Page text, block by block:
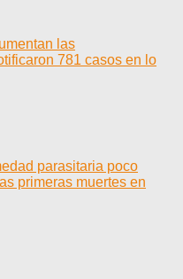
las
781 casos en lo
parasitaria poco
primeras muertes en